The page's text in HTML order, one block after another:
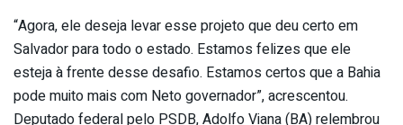
“Agora, ele deseja levar esse projeto que deu certo em
Salvador para todo o estado. Estamos felizes que ele
esteja à frente desse desafio. Estamos certos que a Bahia
pode muito mais com Neto governador”, acrescentou.
Deputado federal pelo PSDB, Adolfo Viana (BA) relembrou